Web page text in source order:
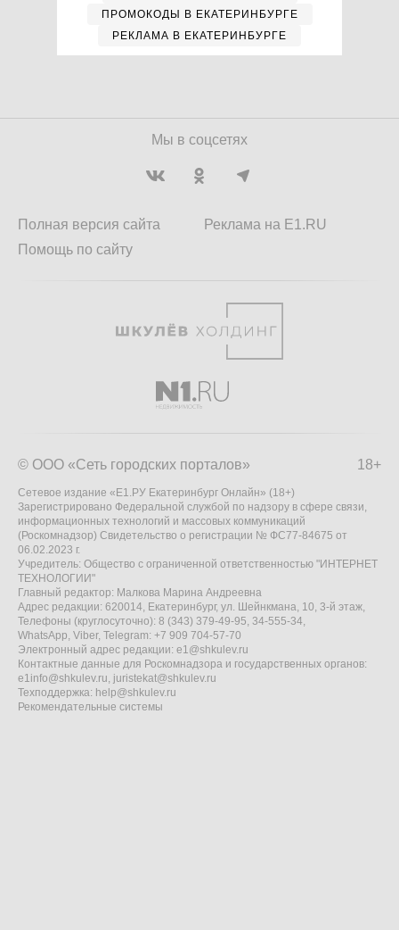
ПРОМОКОДЫ В ЕКАТЕРИНБУРГЕ
РЕКЛАМА В ЕКАТЕРИНБУРГЕ
Мы в соцсетях
Полная версия сайта
Помощь по сайту
Реклама на E1.RU
18+
© ООО «Сеть городских порталов»
Сетевое издание «Е1.РУ Екатеринбург Онлайн» (18+)
Зарегистрировано Федеральной службой по надзору в сфере связи,
информационных технологий и массовых коммуникаций
(Роскомнадзор) Свидетельство о регистрации № ФС77-84675 от
06.02.2023 г.
Учредитель: Общество с ограниченной ответственностью "ИНТЕРНЕТ
ТЕХНОЛОГИИ"
Главный редактор: Малкова Марина Андреевна
Адрес редакции: 620014, Екатеринбург, ул. Шейнкмана, 10, 3-й этаж,
Телефоны (круглосуточно): 8 (343) 379-49-95, 34-555-34,
WhatsApp, Viber, Telegram: +7 909 704-57-70
Электронный адрес редакции: e1@shkulev.ru
Контактные данные для Роскомнадзора и государственных органов:
e1info@shkulev.ru, juristekat@shkulev.ru
Техподдержка: help@shkulev.ru
Рекомендательные системы